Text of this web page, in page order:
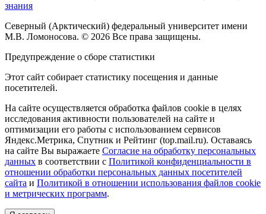
Северный (Арктический) федеральный университет имени
М.В. Ломоносова. © 2026 Все права защищены.
Предупреждение о сборе статистики
Этот сайт собирает статистику посещения и данные
посетителей.
На сайте осуществляется обработка файлов cookie в целях
исследования активности пользователей на сайте и
оптимизации его работы с использованием сервисов
Яндекс.Метрика, Спутник и Рейтинг (top.mail.ru). Оставаясь
на сайте Вы выражаете Согласие на обработку персональных
данных в соответствии с Политикой конфиденциальности в
отношении обработки персональных данных посетителей
сайта и Политикой в отношении использования файлов cookie
и метрических программ.